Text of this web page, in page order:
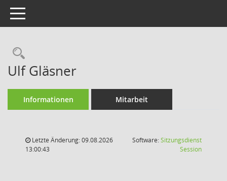
Toggle navigation
Rechercheauswahl
Ulf Gläsner
Informationen Mitarbeit
Letzte Änderung: 09.08.2026
13:00:43
Software:Sitzungsdienst
Session(Wird in